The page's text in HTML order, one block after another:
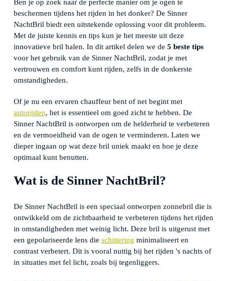
Ben je op zoek naar de perfecte manier om je ogen te
beschermen tijdens het rijden in het donker? De Sinner
NachtBril biedt een uitstekende oplossing voor dit probleem.
Met de juiste kennis en tips kun je het meeste uit deze
innovatieve bril halen. In dit artikel delen we de 5 beste tips
voor het gebruik van de Sinner NachtBril, zodat je met
vertrouwen en comfort kunt rijden, zelfs in de donkerste
omstandigheden.
Of je nu een ervaren chauffeur bent of net begint met
autorijden, het is essentieel om goed zicht te hebben. De
Sinner NachtBril is ontworpen om de helderheid te verbeteren
en de vermoeidheid van de ogen te verminderen. Laten we
dieper ingaan op wat deze bril uniek maakt en hoe je deze
optimaal kunt benutten.
Wat is de Sinner NachtBril?
De Sinner NachtBril is een speciaal ontworpen zonnebril die is
ontwikkeld om de zichtbaarheid te verbeteren tijdens het rijden
in omstandigheden met weinig licht. Deze bril is uitgerust met
een gepolariseerde lens die schittering minimaliseert en
contrast verbetert. Dit is vooral nuttig bij het rijden 's nachts of
in situaties met fel licht, zoals bij tegenliggers.